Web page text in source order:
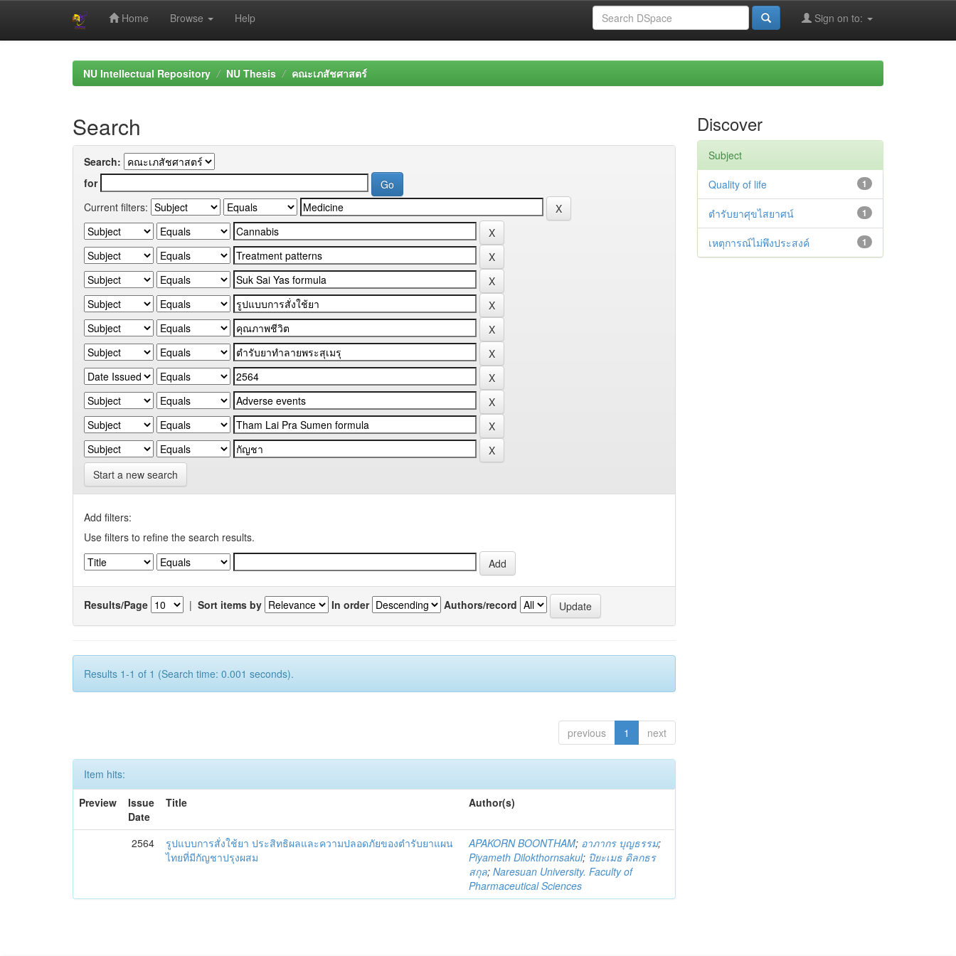
Home Browse Help Sign on to:
NU Intellectual Repository NU Thesis คณะเภสัชศาสตร์
Search
Search:
for
Current filters:
Start a new search
Add filters:
Use filters to refine the search results.
Results/Page | Sort items by In order Authors/record
Results 1-1 of 1 (Search time: 0.001 seconds).
previous 1 next
Item hits:
Preview
Issue
Date
Title Author(s)
2564
รูปแบบการสั่งใช้ยา ประสิทธิผลและความปลอดภัยของตำรับยาแผน
ไทยที่มีกัญชาปรุงผสม
APAKORN BOONTHAM; อาภากร บุญธรรม;
Piyameth Dilokthornsakul; ปิยะเมธ ดิลกธร
สกุล;Naresuan University. Faculty of
Pharmaceutical Sciences
Discover
Subject
1
Quality of life
1
ตำรับยาศุขไสยาศน์
1
เหตุการณ์ไม่พึงประสงค์